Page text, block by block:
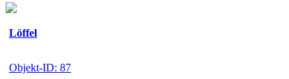
Löffel
Objekt-ID: 87